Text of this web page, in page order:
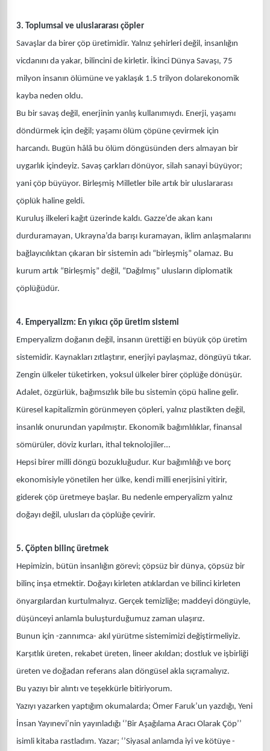
3. Toplumsal ve uluslararası çöpler
Savaşlar da birer çöp üretimidir. Yalnız şehirleri değil, insanlığın
vicdanını da yakar, bilincini de kirletir. İkinci Dünya Savaşı, 75
milyon insanın ölümüne ve yaklaşık 1.5 trilyon dolarekonomik
kayba neden oldu.
Bu bir savaş değil, enerjinin yanlış kullanımıydı. Enerji, yaşamı
döndürmek için değil; yaşamı ölüm çöpüne çevirmek için
harcandı. Bugün hâlâ bu ölüm döngüsünden ders almayan bir
uygarlık içindeyiz. Savaş çarkları dönüyor, silah sanayi büyüyor;
yani çöp büyüyor. Birleşmiş Milletler bile artık bir uluslararası
çöplük haline geldi.
Kuruluş ilkeleri kağıt üzerinde kaldı. Gazze’de akan kanı
durduramayan, Ukrayna’da barışı kuramayan, iklim anlaşmalarını
bağlayıcılıktan çıkaran bir sistemin adı “birleşmiş” olamaz. Bu
kurum artık “Birleşmiş” değil, “Dağılmış” ulusların diplomatik
çöplüğüdür.
4. Emperyalizm: En yıkıcı çöp üretim sistemi
Emperyalizm doğanın değil, insanın ürettiği en büyük çöp üretim
sistemidir. Kaynakları zıtlaştırır, enerjiyi paylaşmaz, döngüyü tıkar.
Zengin ülkeler tüketirken, yoksul ülkeler birer çöplüğe dönüşür.
Adalet, özgürlük, bağımsızlık bile bu sistemin çöpü haline gelir.
Küresel kapitalizmin görünmeyen çöpleri, yalnız plastikten değil,
insanlık onurundan yapılmıştır. Ekonomik bağımlılıklar, finansal
sömürüler, döviz kurları, ithal teknolojiler…
Hepsi birer milli döngü bozukluğudur. Kur bağımlılığı ve borç
ekonomisiyle yönetilen her ülke, kendi milli enerjisini yitirir,
giderek çöp üretmeye başlar. Bu nedenle emperyalizm yalnız
doğayı değil, ulusları da çöplüğe çevirir.
5. Çöpten bilinç üretmek
Hepimizin, bütün insanlığın görevi; çöpsüz bir dünya, çöpsüz bir
bilinç inşa etmektir. Doğayı kirleten atıklardan ve bilinci kirleten
önyargılardan kurtulmalıyız. Gerçek temizliğe; maddeyi döngüyle,
düşünceyi anlamla buluşturduğumuz zaman ulaşırız.
Bunun için -zannımca- akıl yürütme sistemimizi değiştirmeliyiz.
Karşıtlık üreten, rekabet üreten, lineer akıldan; dostluk ve işbirliği
üreten ve doğadan referans alan döngüsel akla sıçramalıyız.
Bu yazıyı bir alıntı ve teşekkürle bitiriyorum.
Yazıyı yazarken yaptığım okumalarda; Ömer Faruk’un yazdığı, Yeni
İnsan Yayınevi’nin yayınladığı ‘’Bir Aşağılama Aracı Olarak Çöp’’
isimli kitaba rastladım. Yazar; ‘’Siyasal anlamda iyi ve kötüye -